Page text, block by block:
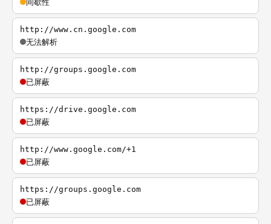
http://www.cn.google.com
无法解析
http://groups.google.com
已屏蔽
https://drive.google.com
已屏蔽
http://www.google.com/+1
已屏蔽
https://groups.google.com
已屏蔽